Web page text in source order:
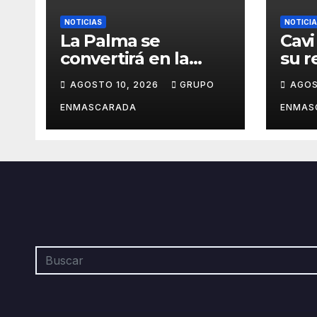
NOTICIAS
La Palma se
convertirá en la
capital de la
percusión con la
décima edición del
Batucada Fest
AGOSTO 10, 2026 GRUPO
ENMASCARADA
su